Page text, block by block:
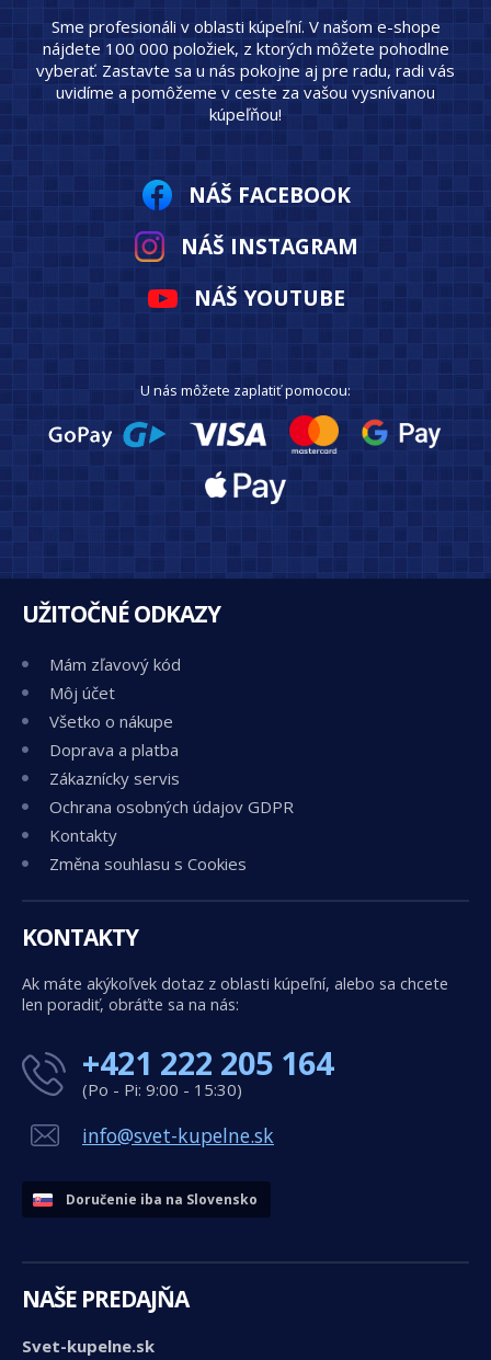
Sme profesionáli v oblasti kúpeľní. V našom e-shope
nájdete 100 000 položiek, z ktorých môžete pohodlne
vyberať. Zastavte sa u nás pokojne aj pre radu, radi vás
uvidíme a pomôžeme v ceste za vašou vysnívanou
kúpeľňou!
NÁŠ FACEBOOK
NÁŠ INSTAGRAM
NÁŠ YOUTUBE
U nás môžete zaplatiť pomocou:
UŽITOČNÉ ODKAZY
Mám zľavový kód
Môj účet
Všetko o nákupe
Doprava a platba
Zákaznícky servis
Ochrana osobných údajov GDPR
Kontakty
Změna souhlasu s Cookies
KONTAKTY
Ak máte akýkoľvek dotaz z oblasti kúpeľní, alebo sa chcete
len poradiť, obráťte sa na nás:
+421 222 205 164
(Po - Pi: 9:00 - 15:30)
info@svet-kupelne.sk
Doručenie iba na Slovensko
NAŠE PREDAJŇA
Svet-kupelne.sk